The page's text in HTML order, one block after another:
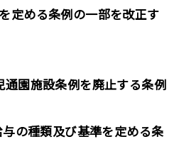
定める条例の一部を改正す
園施設条例を廃止する条例
の種類及び基準を定める条